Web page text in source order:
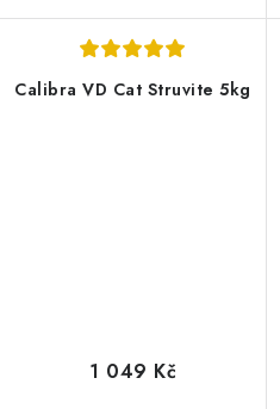
Calibra VD Cat Struvite 5kg
1 049 Kč